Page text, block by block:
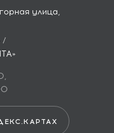
улица,
/